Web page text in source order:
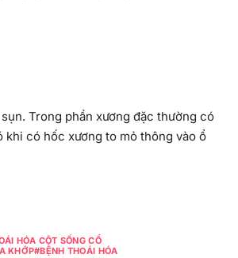
Trong phần xương đặc thường có
khi có hốc xương to mỏ thông vào ổ
HÓA CỘT SỐNG CỔ
KHỚP BỆNH THOÁI HÓA